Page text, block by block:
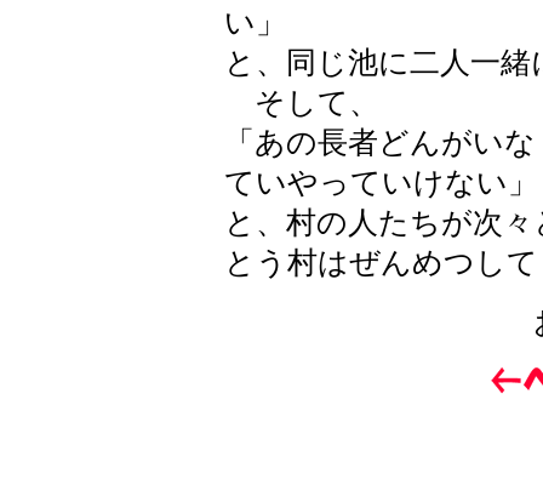
い」
と、同じ池に二人一
そして、
「あの長者どんがい
ていやっていけない」
と、村の人たちが次
とう村はぜんめつし